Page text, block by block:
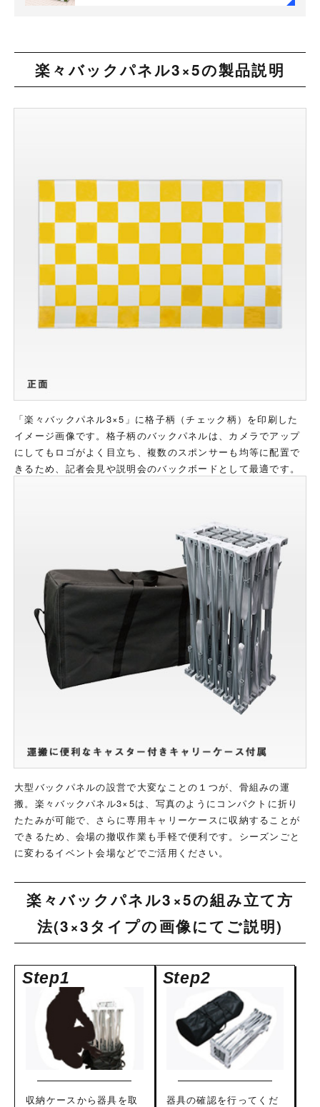
楽々バックパネル3×5の製品説明
「楽々バックパネル3×5」に格子柄（チェック柄）を印刷した
イメージ画像です。格子柄のバックパネルは、カメラでアップ
にしてもロゴがよく目立ち、複数のスポンサーも均等に配置で
きるため、記者会見や説明会のバックボードとして最適です。
大型バックパネルの設営で大変なことの１つが、骨組みの運
搬。楽々バックパネル3×5は、写真のようにコンパクトに折り
たたみが可能で、さらに専用キャリーケースに収納することが
できるため、会場の撤収作業も手軽で便利です。シーズンごと
に変わるイベント会場などでご活用ください。
楽々バックパネル3×5の組み立て方
法(3×3タイプの画像にてご説明)
収納ケースから器具を取
器具の確認を行ってくだ